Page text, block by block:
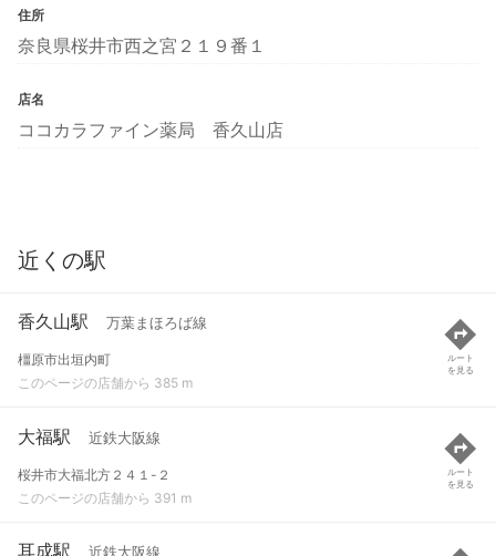
住所
奈良県桜井市西之宮２１９番１
店名
ココカラファイン薬局 香久山店
近くの駅
香久山駅 万葉まほろば線
橿原市出垣内町
このページの店舗から 385 m
ルート
を見る
大福駅 近鉄大阪線
桜井市大福北方２４１-２
このページの店舗から 391 m
ルート
を見る
耳成駅 近鉄大阪線